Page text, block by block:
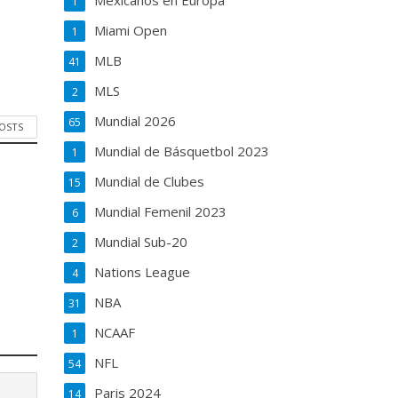
Miami Open
1
MLB
41
MLS
2
Mundial 2026
65
Mundial de Básquetbol 2023
1
Mundial de Clubes
15
Mundial Femenil 2023
6
Mundial Sub-20
2
Nations League
4
NBA
31
NCAAF
1
NFL
54
Paris 2024
14